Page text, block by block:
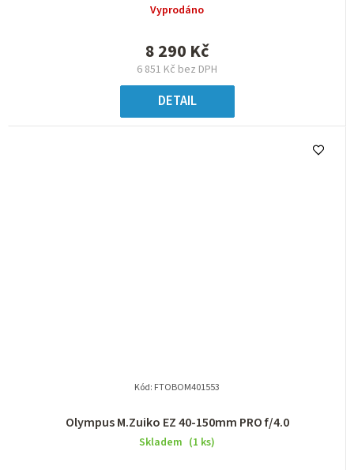
Vyprodáno
6 851 Kč bez DPH
8 290 Kč
DETAIL
Olympus M.Zuiko EZ 40-150mm PRO f/4.0
Skladem (1 ks)
Kód: FTOBOM401553